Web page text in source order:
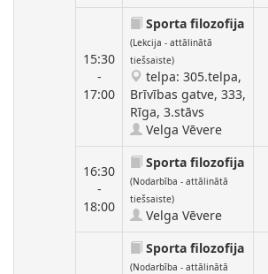
15:30
-
17:00
Sporta filozofija
(Lekcija - attālinātā
tiešsaiste)
telpa: 305.telpa,
Brīvības gatve, 333,
Rīga, 3.stāvs
Velga Vēvere
16:30
-
18:00
Sporta filozofija
(Nodarbība - attālinātā
tiešsaiste)
Velga Vēvere
Sporta filozofija
(Nodarbība - attālinātā